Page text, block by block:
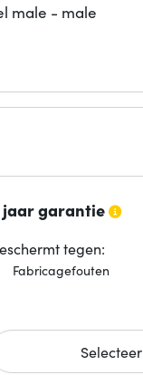
male - male
jaar garantie
tegen:
Fabricagefouten
Selecteer